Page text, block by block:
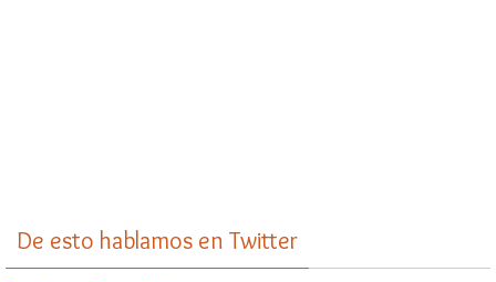
De esto hablamos en Twitter